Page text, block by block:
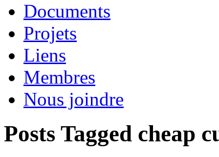
Documents
Projets
Liens
Membres
Nous joindre
Posts Tagged cheap